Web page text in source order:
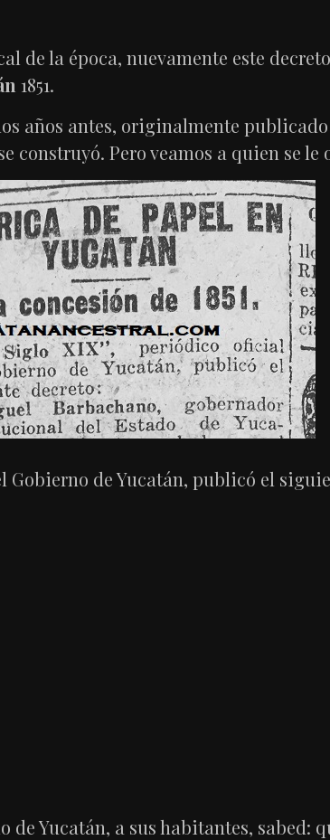
de la época, nuevamente este
1851.
años antes, originalmente
Pero veamos a quien se
de Yucatán, publicó el
Yucatán, a sus habitantes, sabed: